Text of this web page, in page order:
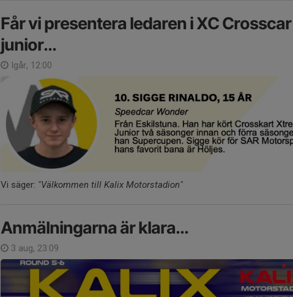
Får vi presentera ledaren i XC Crosscar
junior...
Igår, 12:00
Vi säger: "Välkommen till Kalix Motorstadion"
Anmälningarna är klara...
3 aug, 23:09